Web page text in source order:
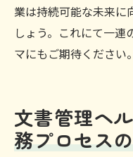
業は持続可能な未来に
しょう。これにて一連
マにもご期待ください。
文書管理ヘ
務プロセス